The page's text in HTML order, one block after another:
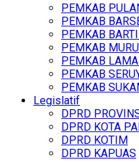
PEMKAB
PEMKAB
PEMKAB
PEMKAB
PEMKAB
PEMKAB
PEMKAB
Legislatif
DPRD
DPRD KOTA
DPRD KOTIM
DPRD KAPUAS